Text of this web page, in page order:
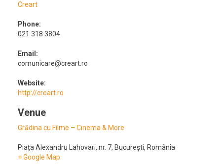
Creart
Phone:
021 318 3804
Email:
comunicare@creart.ro
Website:
http://creart.ro
Venue
Grădina cu Filme – Cinema & More
Piața Alexandru Lahovari, nr. 7, București, România
+ Google Map